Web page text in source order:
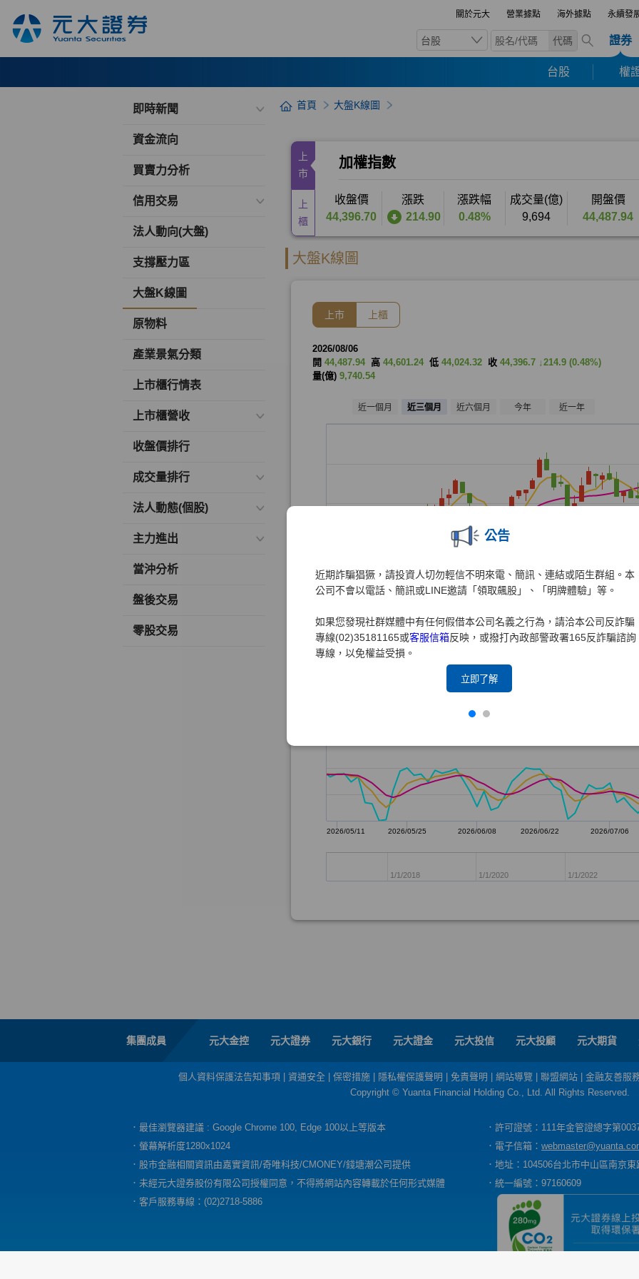
關於元大 營業據點 海外據點 永續發
台股 代碼 證券
台股 權
公告
近期詐騙猖獗，請投資人切勿輕信不明來電、簡訊、連結或陌生群組。本
公司不會以電話、簡訊或LINE邀請「領取飆股」、「明牌體驗」等。
如果您發現社群媒體中有任何假借本公司名義之行為，請洽本公司反詐騙
專線(02)35181165或客服信箱反映，或撥打內政部警政署165反詐騙諮詢
專線，以免權益受損。
立即了解
即時新聞
資金流向
買賣力分析
信用交易
法人動向(大盤)
支撐壓力區
大盤K線圖
原物料
產業景氣分類
上市櫃行情表
上市櫃營收
收盤價排行
成交量排行
法人動態(個股)
主力進出
當沖分析
盤後交易
零股交易
首頁 大盤K線圖
集團成員 元大金控 元大證券 元大銀行 元大證金 元大投信 元大投顧 元大期貨
個人資料保護法告知事項 資通安全 保密措施 隱私權保護聲明 免責聲明 網站導覽 聯盟網站
金融友善服
Copyright © Yuanta Financial Holding Co., Ltd. All Rights Reserved.
．最佳瀏覽器建議 : Google Chrome 100, Edge 100以上等版本
．許可證號：111年金管證總字第
．螢幕解析度1280x1024
．電子信箱：
．股市金融相關資訊由嘉實資訊/奇唯科技/CMONEY/錢塘潮公司提供
．地址：104506台北市中山區南京
．未經元大證券股份有限公司授權同意，不得將網站內容轉載於任何形式媒體
．統一編號：97160609
．客戶服務專線：(02)2718-5886